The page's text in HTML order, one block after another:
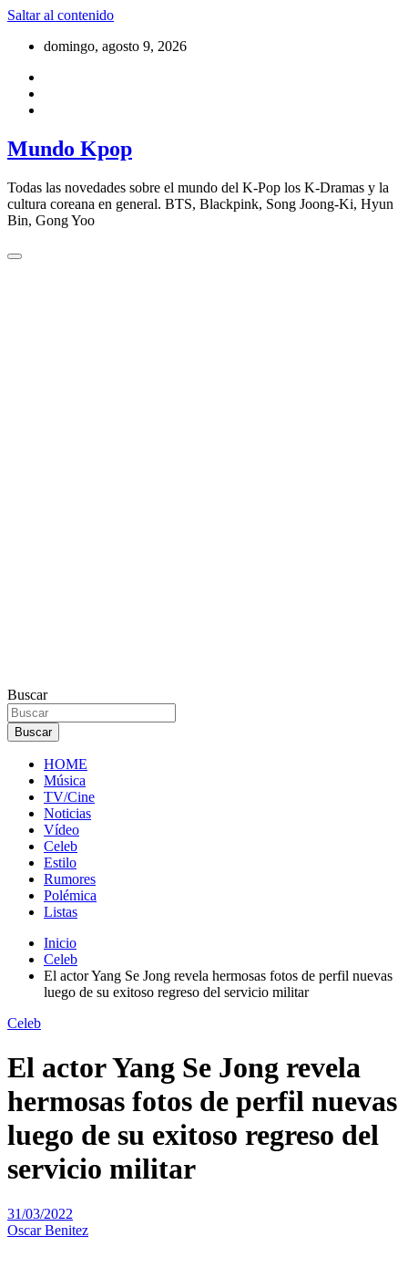
Saltar al contenido
domingo, agosto 9, 2026
Mundo Kpop
Todas las novedades sobre el mundo del K-Pop los K-Dramas y la
cultura coreana en general. BTS, Blackpink, Song Joong-Ki, Hyun
Bin, Gong Yoo
Buscar
Buscar
HOME
Música
TV/Cine
Noticias
Vídeo
Celeb
Estilo
Rumores
Polémica
Listas
Inicio
Celeb
El actor Yang Se Jong revela hermosas fotos de perfil nuevas
luego de su exitoso regreso del servicio militar
Celeb
El actor Yang Se Jong revela
hermosas fotos de perfil nuevas
luego de su exitoso regreso del
servicio militar
31/03/2022
Oscar Benitez